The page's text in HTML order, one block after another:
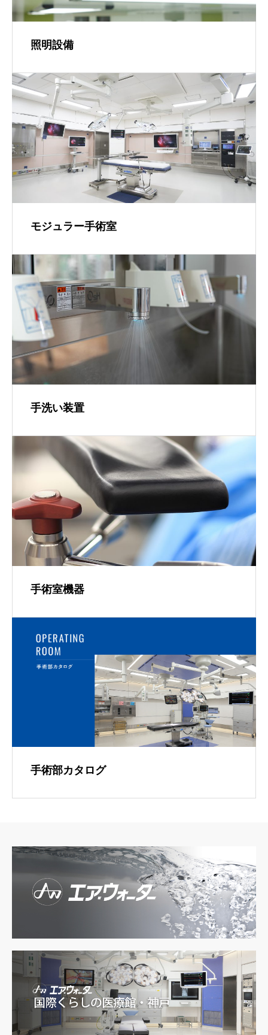
照明設備
モジュラー手術室
手洗い装置
手術室機器
手術部カタログ